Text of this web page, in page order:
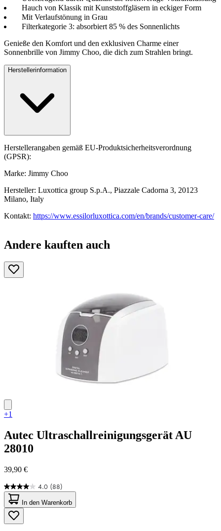
Hauch von Klassik mit Kunststoffgläsern in eckiger Form
Mit Verlaufstönung in Grau
Filterkategorie 3: absorbiert 85 % des Sonnenlichts
Genieße den Komfort und den exklusiven Charme einer
Sonnenbrille von Jimmy Choo, die dich zum Strahlen bringt.
Herstellerinformation
Herstellerangaben gemäß EU-Produktsicherheitsverordnung
(GPSR):
Marke: Jimmy Choo
Hersteller: Luxottica group S.p.A., Piazzale Cadorna 3, 20123
Milano, Italy
Kontakt: https://www.essilorluxottica.com/en/brands/customer-care/
Andere kauften auch
+1
Autec Ultraschallreinigungsgerät AU
28010
39,90 €
4.0 (88)
4.0
von
5
Sternen.
88
In den Warenkorb